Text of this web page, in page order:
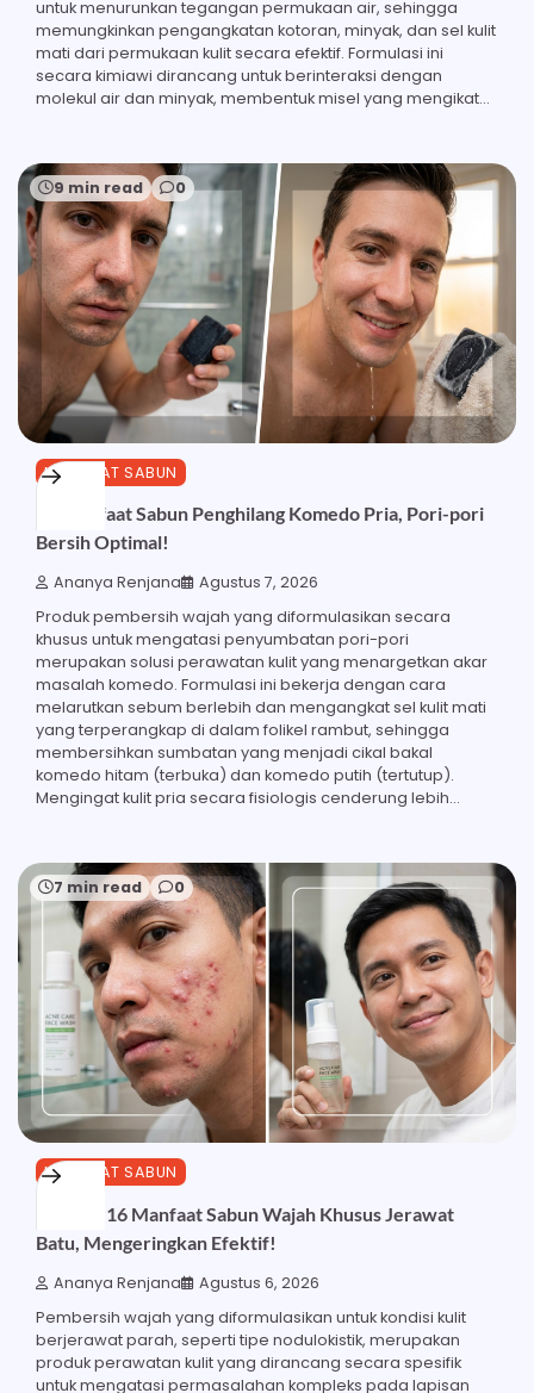
untuk menurunkan tegangan permukaan air, sehingga
memungkinkan pengangkatan kotoran, minyak, dan sel kulit
mati dari permukaan kulit secara efektif. Formulasi ini
secara kimiawi dirancang untuk berinteraksi dengan
molekul air dan minyak, membentuk misel yang mengikat…
9 min read 0
MANFAAT SABUN
23 Manfaat Sabun Penghilang Komedo Pria, Pori-pori
Bersih Optimal!
Ananya Renjana Agustus 7, 2026
Produk pembersih wajah yang diformulasikan secara
khusus untuk mengatasi penyumbatan pori-pori
merupakan solusi perawatan kulit yang menargetkan akar
masalah komedo. Formulasi ini bekerja dengan cara
melarutkan sebum berlebih dan mengangkat sel kulit mati
yang terperangkap di dalam folikel rambut, sehingga
membersihkan sumbatan yang menjadi cikal bakal
komedo hitam (terbuka) dan komedo putih (tertutup).
Mengingat kulit pria secara fisiologis cenderung lebih…
7 min read 0
MANFAAT SABUN
Ketahui 16 Manfaat Sabun Wajah Khusus Jerawat
Batu, Mengeringkan Efektif!
Ananya Renjana Agustus 6, 2026
Pembersih wajah yang diformulasikan untuk kondisi kulit
berjerawat parah, seperti tipe nodulokistik, merupakan
produk perawatan kulit yang dirancang secara spesifik
untuk mengatasi permasalahan kompleks pada lapisan